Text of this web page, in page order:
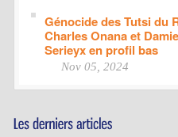
Génocide des Tutsi du
Charles Onana et
Serieyx en profil bas
Nov 05, 2024